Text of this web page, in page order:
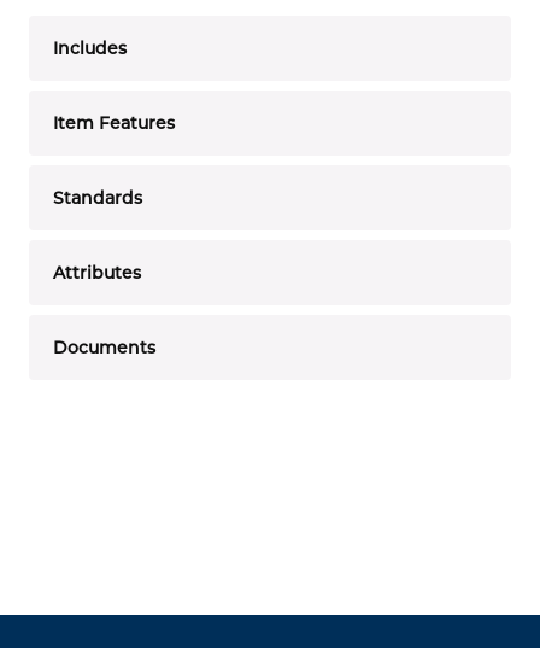
Includes
Item Features
Standards
Attributes
Documents